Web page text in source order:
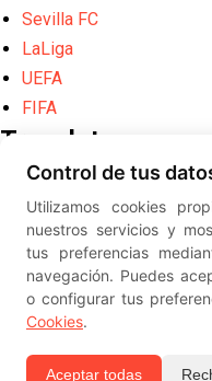
Sevilla FC
LaLiga
UEFA
FIFA
Translate
Powered by
Translate
Diseño web creado por
el Sevilla FC, Sevilla
-- --
Control de tus
Utilizamos cookies
nuestros servicios y
tus preferencias
navegación. Puedes
o configurar tus
Cookies.
Aceptar todas
2026